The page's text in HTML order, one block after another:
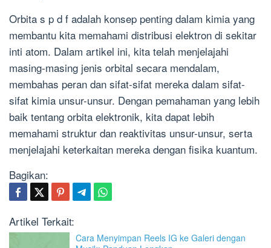
Orbita s p d f adalah konsep penting dalam kimia yang
membantu kita memahami distribusi elektron di sekitar
inti atom. Dalam artikel ini, kita telah menjelajahi
masing-masing jenis orbital secara mendalam,
membahas peran dan sifat-sifat mereka dalam sifat-
sifat kimia unsur-unsur. Dengan pemahaman yang lebih
baik tentang orbita elektronik, kita dapat lebih
memahami struktur dan reaktivitas unsur-unsur, serta
menjelajahi keterkaitan mereka dengan fisika kuantum.
Bagikan:
Artikel Terkait:
Cara Menyimpan Reels IG ke Galeri dengan